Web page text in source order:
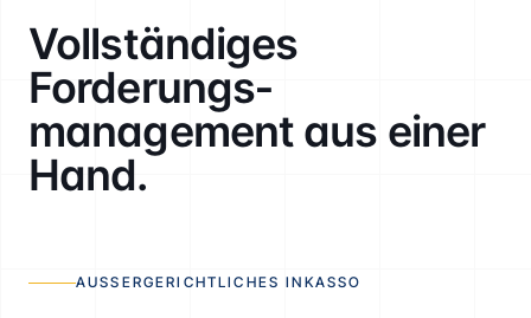
Vollständiges
Forderungs­
management aus einer
Hand.
AUSSERGERICHTLICHES INKASSO